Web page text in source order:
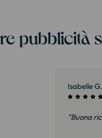
pubblicità
Isabelle G.
"Buona